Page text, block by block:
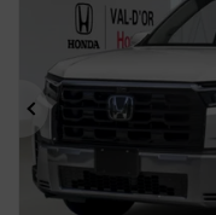
Précédent